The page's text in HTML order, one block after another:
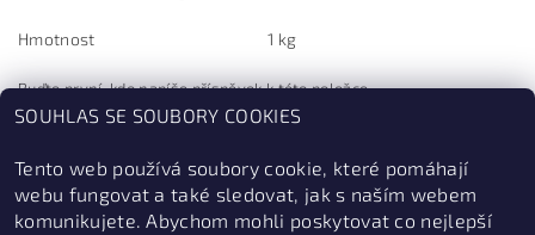
Hmotnost 1 kg
Buďte první, kdo napíše příspěvek k této položce.
SOUHLAS SE SOUBORY COOKIES
Tento web používá soubory cookie, které pomáhají
webu fungovat a také sledovat, jak s naším webem
komunikujete. Abychom mohli poskytovat co nejlepší